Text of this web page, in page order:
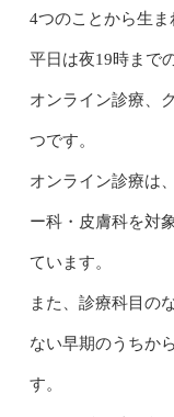
4つのことから生ま
平日は夜19時まで
オンライン診療、
つです。
オンライン診療は
ー科・皮膚科を対
ています。
また、診療科目の
ない早期のうちか
す。